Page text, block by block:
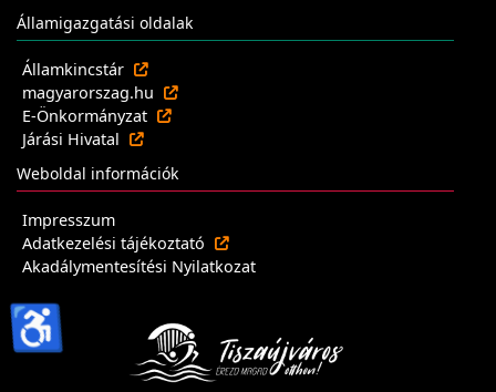
Államigazgatási oldalak
Államkincstár
magyarorszag.hu
E-Önkormányzat
Járási Hivatal
Weboldal információk
Impresszum
Adatkezelési tájékoztató
Akadálymentesítési Nyilatkozat